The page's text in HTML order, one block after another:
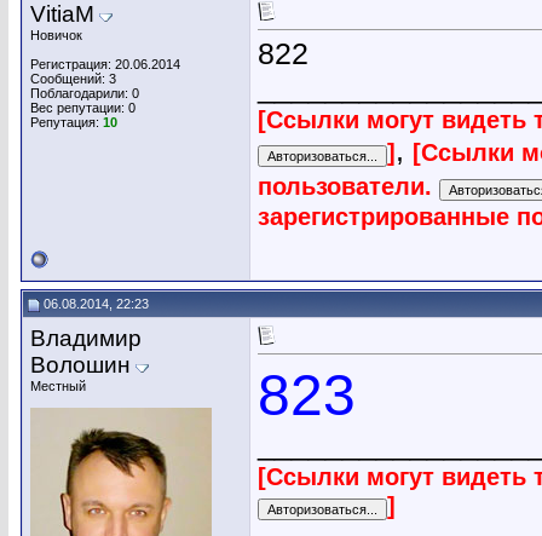
VitiaM
Новичок
Регистрация: 20.06.2014
Сообщений: 3
Поблагодарили: 0
Вес репутации: 0
Репутация: 10
822
[Ссылки могут видеть
], [Ссылки
пользователи.
зарегистрированные
06.08.2014, 22:23
Владимир
Волошин
Местный 823
[Ссылки могут видеть
]